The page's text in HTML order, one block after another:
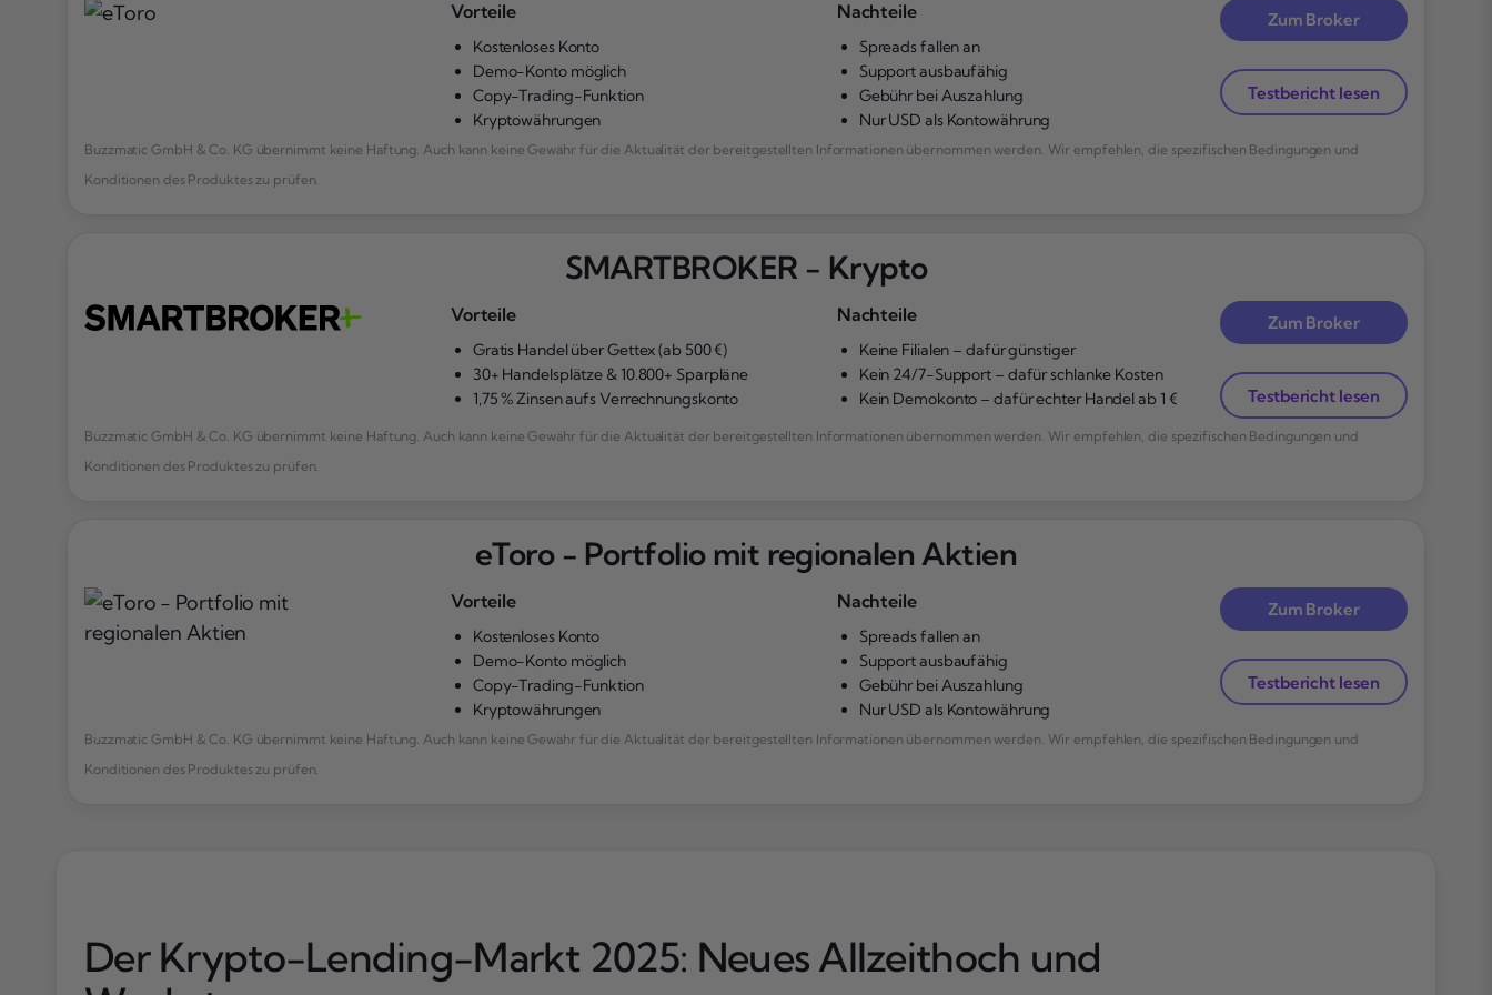
Vorteile
Kostenloses Konto
Demo-Konto möglich
Copy-Trading-Funktion
Kryptowährungen
Nachteile
Spreads fallen an
Support ausbaufähig
Gebühr bei Auszahlung
Nur USD als Kontowährung
Zum Broker
Testbericht lesen
Buzzmatic GmbH & Co. KG übernimmt keine Haftung. Auch kann keine Gewähr für die Aktualität der bereitgestellten Informationen übernommen werden. Wir empfehlen, die spezifischen Bedingungen und
Konditionen des Produktes zu prüfen.
SMARTBROKER - Krypto
Vorteile
Gratis Handel über Gettex (ab 500 €)
30+ Handelsplätze & 10.800+ Sparpläne
1,75 % Zinsen aufs Verrechnungskonto
Nachteile
Keine Filialen – dafür günstiger
Kein 24/7-Support – dafür schlanke Kosten
Kein Demokonto – dafür echter Handel ab 1 €
Zum Broker
Testbericht lesen
Buzzmatic GmbH & Co. KG übernimmt keine Haftung. Auch kann keine Gewähr für die Aktualität der bereitgestellten Informationen übernommen werden. Wir empfehlen, die spezifischen Bedingungen und
Konditionen des Produktes zu prüfen.
eToro - Portfolio mit regionalen Aktien
Vorteile
Kostenloses Konto
Demo-Konto möglich
Copy-Trading-Funktion
Kryptowährungen
Nachteile
Spreads fallen an
Support ausbaufähig
Gebühr bei Auszahlung
Nur USD als Kontowährung
Zum Broker
Testbericht lesen
Buzzmatic GmbH & Co. KG übernimmt keine Haftung. Auch kann keine Gewähr für die Aktualität der bereitgestellten Informationen übernommen werden. Wir empfehlen, die spezifischen Bedingungen und
Konditionen des Produktes zu prüfen.
Der Krypto-Lending-Markt 2025: Neues Allzeithoch und